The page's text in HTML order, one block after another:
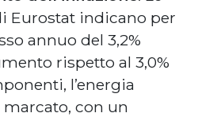
Eurostat indicano per
annuo del 3,2%
rispetto al 3,0%
l’energia
con un